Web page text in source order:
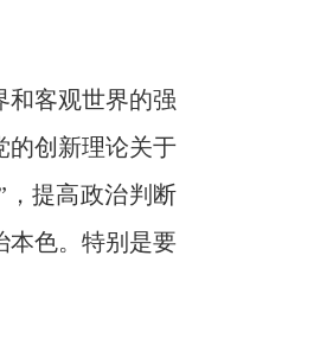
和客观世界的强
的创新理论关于
提高政治判断
本色。特别是要